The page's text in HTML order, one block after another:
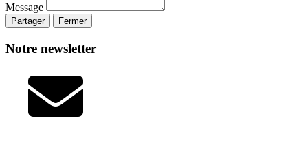
Message
Partager Fermer
Notre newsletter